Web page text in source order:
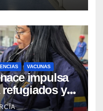
VACUNAS
impulsa
y
en